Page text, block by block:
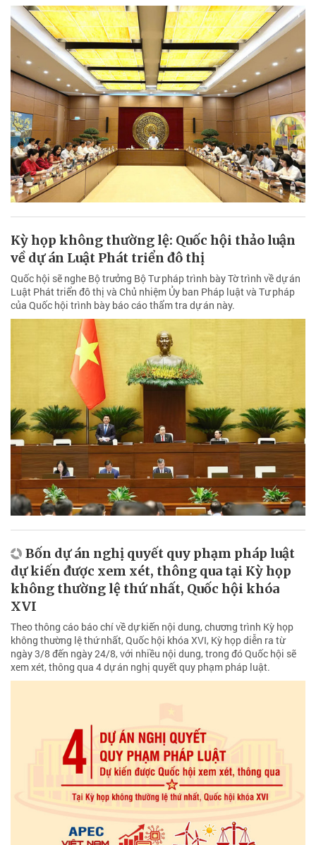
Kỳ họp không thường lệ: Quốc hội thảo luận
về dự án Luật Phát triển đô thị
Quốc hội sẽ nghe Bộ trưởng Bộ Tư pháp trình bày Tờ trình về dự án
Luật Phát triển đô thị và Chủ nhiệm Ủy ban Pháp luật và Tư pháp
của Quốc hội trình bày báo cáo thẩm tra dự án này.
Bốn dự án nghị quyết quy phạm pháp luật
dự kiến được xem xét, thông qua tại Kỳ họp
không thường lệ thứ nhất, Quốc hội khóa
XVI
Theo thông cáo báo chí về dự kiến nội dung, chương trình Kỳ họp
không thường lệ thứ nhất, Quốc hội khóa XVI, Kỳ họp diễn ra từ
ngày 3/8 đến ngày 24/8, với nhiều nội dung, trong đó Quốc hội sẽ
xem xét, thông qua 4 dự án nghị quyết quy phạm pháp luật.